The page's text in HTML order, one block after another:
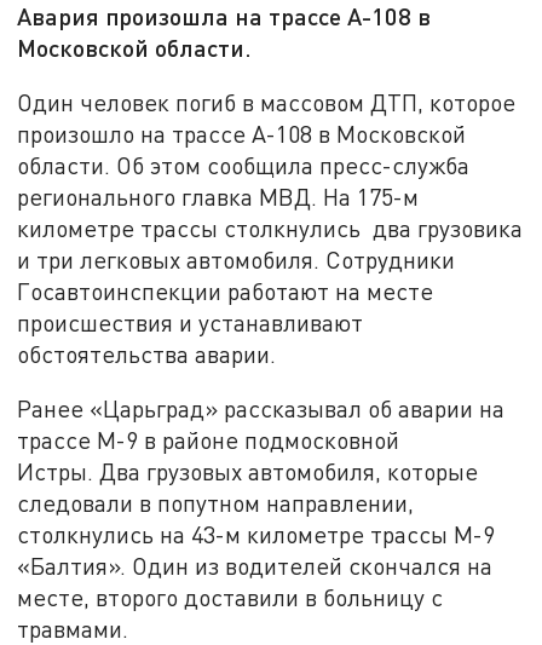
Авария произошла на трассе А-108 в
Московской области.
Один человек погиб в массовом ДТП, которое
произошло на трассе А-108 в Московской
области. Об этом сообщила пресс-служба
регионального главка МВД. На 175-м
километре трассы столкнулись два грузовика
и три легковых автомобиля. Сотрудники
Госавтоинспекции работают на месте
происшествия и устанавливают
обстоятельства аварии.
Ранее «Царьград» рассказывал об аварии на
трассе М-9 в районе подмосковной
Истры. Два грузовых автомобиля, которые
следовали в попутном направлении,
столкнулись на 43-м километре трассы М-9
«Балтия». Один из водителей скончался на
месте, второго доставили в больницу с
травмами.